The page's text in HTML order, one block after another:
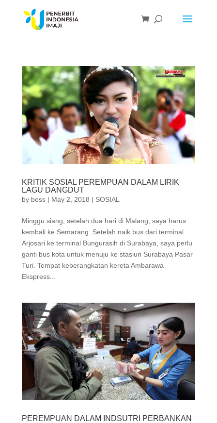
KRITIK SOSIAL PEREMPUAN DALAM LIRIK
LAGU DANGDUT
by boss| May 2, 2018 | SOSIAL
Minggu siang, setelah dua hari di Malang, saya harus
kembali ke Semarang. Setelah naik bus dari terminal
Arjosari ke terminal Bungurasih di Surabaya, saya perlu
ganti bus kota untuk menuju ke stasiun Surabaya Pasar
Turi. Tempat keberangkatan kereta Ambarawa
Ekspress...
PEREMPUAN DALAM INDSUTRI PERBANKAN